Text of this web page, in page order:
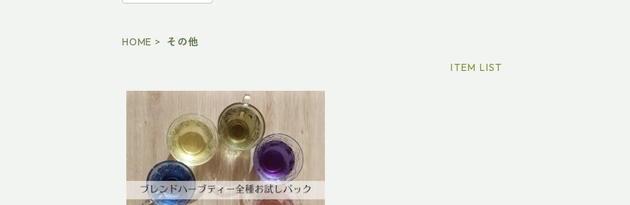
HOME
その他
ITEM LIST
ブレンドハーブティー全種お試しパ
ック
¥1,700